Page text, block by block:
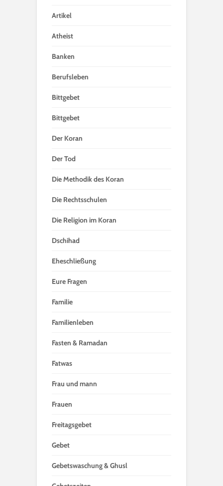
Artikel
Atheist
Banken
Berufsleben
Bittgebet
Bittgebet
Der Koran
Der Tod
Die Methodik des Koran
Die Rechtsschulen
Die Religion im Koran
Dschihad
Eheschließung
Eure Fragen
Familie
Familienleben
Fasten & Ramadan
Fatwas
Frau und mann
Frauen
Freitagsgebet
Gebet
Gebetswaschung & Ghusl